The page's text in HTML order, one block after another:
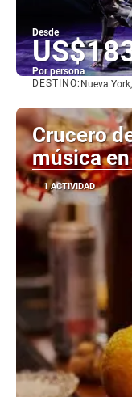
Desde
Por persona
DESTINO: Nueva
Crucero
música
1 ACTIVIDAD